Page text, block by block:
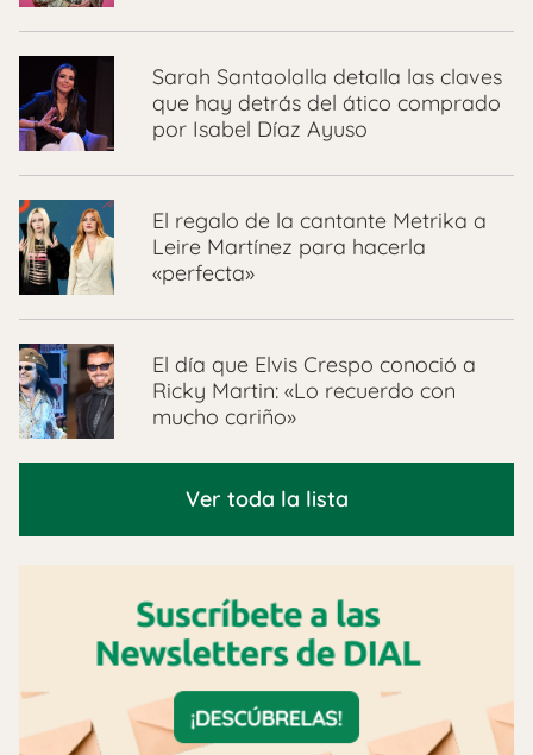
Sarah Santaolalla detalla las claves
que hay detrás del ático comprado
por Isabel Díaz Ayuso
El regalo de la cantante Metrika a
Leire Martínez para hacerla
«perfecta»
El día que Elvis Crespo conoció a
Ricky Martin: «Lo recuerdo con
mucho cariño»
Ver toda la lista